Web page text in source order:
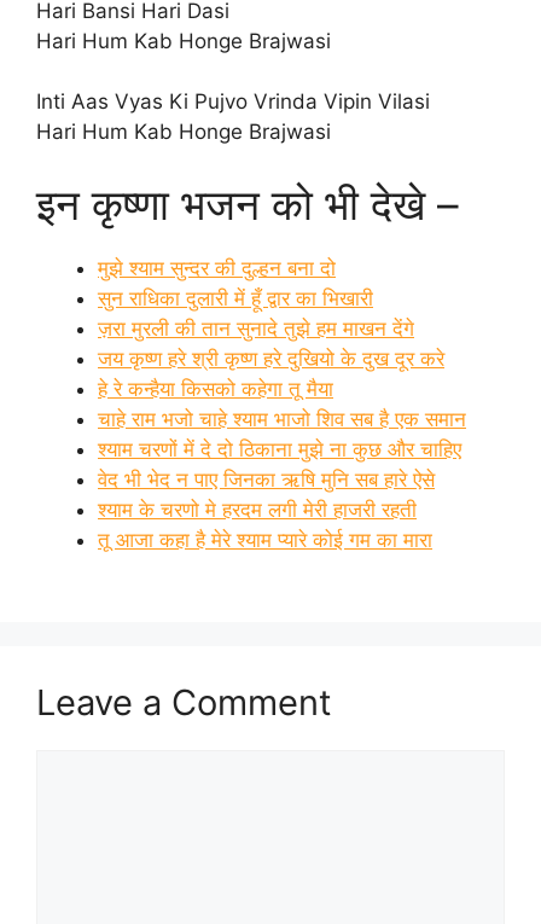
Hari Bansi Hari Dasi
Hari Hum Kab Honge Brajwasi
Inti Aas Vyas Ki Pujvo Vrinda Vipin Vilasi
Hari Hum Kab Honge Brajwasi
इन कृष्णा भजन को भी देखे –
मुझे श्याम सुन्दर की दुल्हन बना दो
सुन राधिका दुलारी में हूँ द्वार का भिखारी
ज़रा मुरली की तान सुनादे तुझे हम माखन देंगे
जय कृष्ण हरे श्री कृष्ण हरे दुखियो के दुख दूर करे
हे रे कन्हैया किसको कहेगा तू मैया
चाहे राम भजो चाहे श्याम भाजो शिव सब है एक समान
श्याम चरणों में दे दो ठिकाना मुझे ना कुछ और चाहिए
वेद भी भेद न पाए जिनका ऋषि मुनि सब हारे ऐसे
श्याम के चरणो मे हरदम लगी मेरी हाजरी रहती
तू आजा कहा है मेरे श्याम प्यारे कोई गम का मारा
Leave a Comment